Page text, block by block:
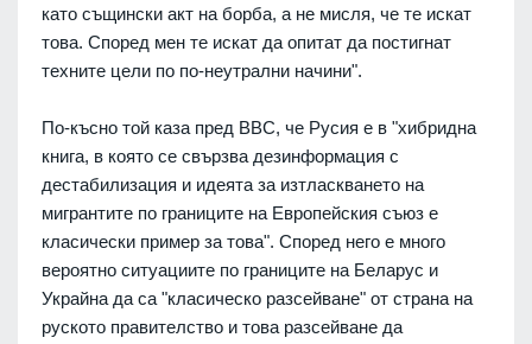
като същински акт на борба, а не мисля, че те искат
това. Според мен те искат да опитат да постигнат
техните цели по по-неутрални начини".
По-късно той каза пред BBC, че Русия е в "хибридна
книга, в която се свързва дезинформация с
дестабилизация и идеята за изтласкването на
мигрантите по границите на Европейския съюз е
класически пример за това". Според него е много
вероятно ситуациите по границите на Беларус и
Украйна да са "класическо разсейване" от страна на
руското правителство и това разсейване да